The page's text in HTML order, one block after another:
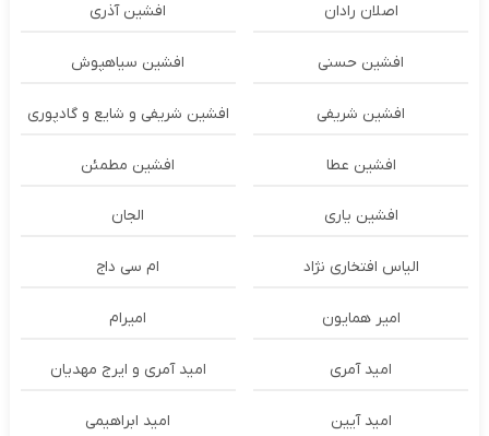
اصلان رادان افشین آذری
افشین حسنی افشین سیاهپوش
افشین شریفی افشین شریفی و شایع و گادپوری
افشین عطا افشین مطمئن
افشین یاری الجان
الیاس افتخاری نژاد ام سی داج
امير همايون اميرام
امید آمری امید آمری و ایرج مهدیان
امید آیین امید ابراهیمی